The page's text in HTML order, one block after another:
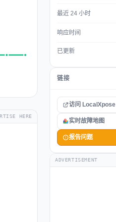
HERE
最近 24 小时
响应时间
已更新
链接
访问 LocalXpose
实时故障地图
报告问题
ADVERTISEMENT